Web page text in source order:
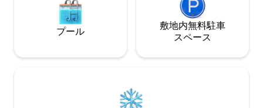
プール
敷地内無料駐⁠車
ス⁠ペ⁠ー⁠ス